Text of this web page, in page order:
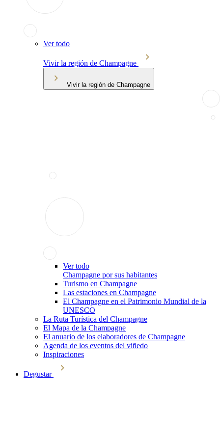
Ver todo
Vivir la región de Champagne
Vivir la región de Champagne
Ver todo
Champagne por sus habitantes
Turismo en Champagne
Las estaciones en Champagne
El Champagne en el Patrimonio Mundial de la
UNESCO
La Ruta Turística del Champagne
El Mapa de la Champagne
El anuario de los elaboradores de Champagne
Agenda de los eventos del viñedo
Inspiraciones
Degustar